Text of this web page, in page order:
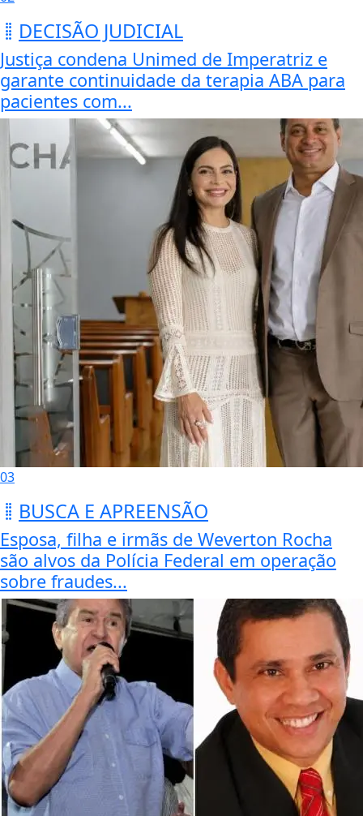
DECISÃO JUDICIAL
Justiça condena Unimed de Imperatriz e
garante continuidade da terapia ABA para
pacientes com...
03
BUSCA E APREENSÃO
Esposa, filha e irmãs de Weverton Rocha
são alvos da Polícia Federal em operação
sobre fraudes...